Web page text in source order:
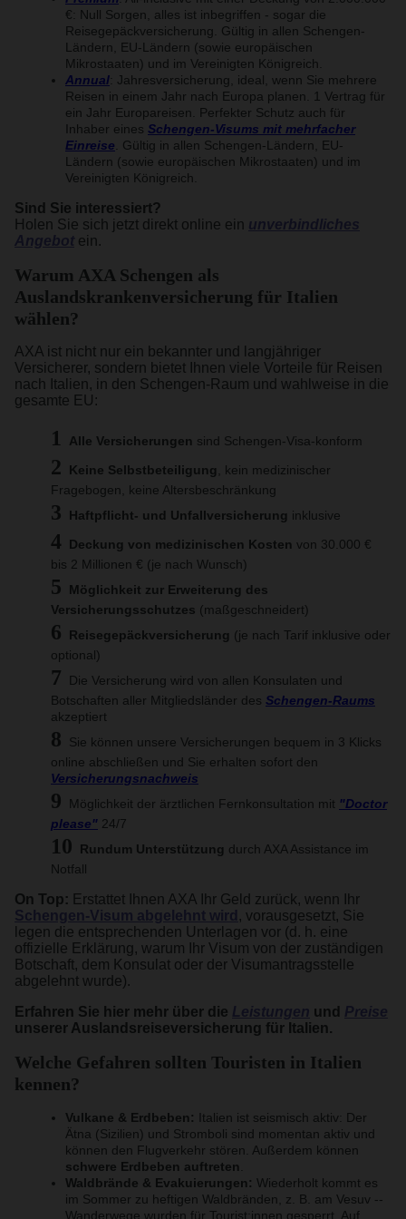
€: Null Sorgen, alles ist inbegriffen - sogar die
Reisegepäckversicherung. Gültig in allen Schengen-
Ländern, EU-Ländern (sowie europäischen
Mikrostaaten) und im Vereinigten Königreich.
Annual : Jahresversicherung, ideal, wenn Sie mehrere
Reisen in einem Jahr nach Europa planen. 1 Vertrag für
ein Jahr Europareisen. Perfekter Schutz auch für
Inhaber eines Schengen-Visums mit mehrfacher
Einreise . Gültig in allen Schengen-Ländern, EU-
Ländern (sowie europäischen Mikrostaaten) und im
Vereinigten Königreich.
Sind Sie interessiert?
Holen Sie sich jetzt direkt online ein unverbindliches
Angebot ein.
Warum AXA Schengen als
Auslandskrankenversicherung für Italien
wählen?
AXA ist nicht nur ein bekannter und langjähriger
Versicherer, sondern bietet Ihnen viele Vorteile für Reisen
nach Italien, in den Schengen-Raum und wahlweise in die
gesamte EU:
Alle Versicherungen sind Schengen-Visa-konform
Keine Selbstbeteiligung
, kein medizinischer
Fragebogen, keine Altersbeschränkung
Haftpflicht- und Unfallversicherung inklusive
Deckung von medizinischen Kosten von 30.000 €
bis 2 Millionen € (je nach Wunsch)
Möglichkeit zur Erweiterung des
Versicherungsschutzes (maßgeschneidert)
Reisegepäckversicherung (je nach Tarif inklusive oder
optional)
Die Versicherung wird von allen Konsulaten und
Botschaften aller Mitgliedsländer des Schengen-Raums
akzeptiert
Sie können unsere Versicherungen bequem in 3 Klicks
online abschließen und Sie erhalten sofort den
Versicherungsnachweis
Möglichkeit der ärztlichen Fernkonsultation mit "Doctor
please" 24/7
Rundum Unterstützung durch AXA Assistance im
Notfall
On Top: Erstattet Ihnen AXA Ihr Geld zurück, wenn Ihr
Schengen-Visum abgelehnt wird , vorausgesetzt, Sie
legen die entsprechenden Unterlagen vor (d. h. eine
offizielle Erklärung, warum Ihr Visum von der zuständigen
Botschaft, dem Konsulat oder der Visumantragsstelle
abgelehnt wurde).
Erfahren Sie hier mehr über die Leistungen und Preise
unserer Auslandsreiseversicherung für Italien.
Welche Gefahren sollten Touristen in Italien
kennen?
Vulkane & Erdbeben:
Italien ist seismisch aktiv: Der
Ätna (Sizilien) und Stromboli sind momentan aktiv und
können den Flugverkehr stören. Außerdem können
schwere Erdbeben auftreten
Waldbrände & Evakuierungen: Wiederholt kommt es
im Sommer zu heftigen Waldbränden, z. B. am Vesuv --
Wanderwege wurden für Tourist:innen gesperrt. Auf